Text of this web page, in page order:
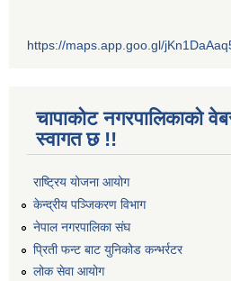
https://maps.app.goo.gl/
चापाकोट नगरपालिकाको
स्वागत छ !!
राष्ट्रिय योजना आयोग
केन्द्रीय पञ्जिकरण विभाग
नेपाल नगरपालिका संघ
प्रिती फन्ट बाट युनिकोड कन्भर्रटर
लोक सेवा आयोग